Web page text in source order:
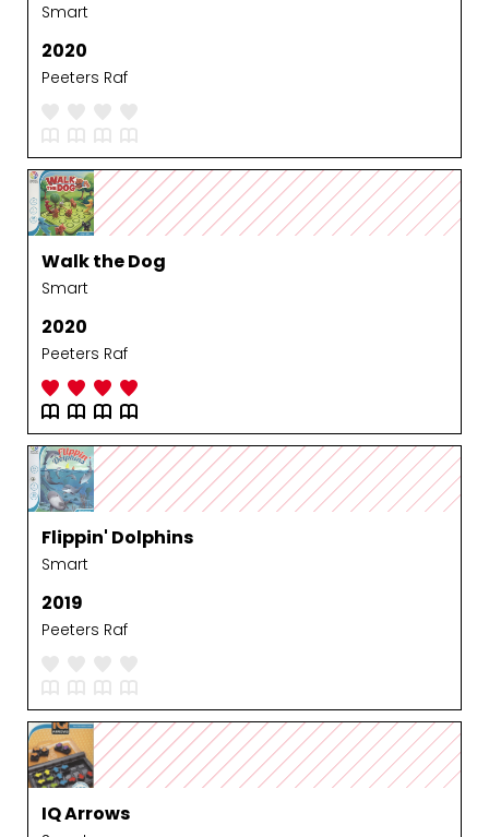
Smart
2020
Peeters Raf
Walk the Dog
Smart
2020
Peeters Raf
Flippin' Dolphins
Smart
2019
Peeters Raf
IQ Arrows